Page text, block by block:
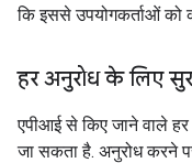
कि इससे उपयोगकर्ताओं
हर अनुरोध के लिए
एपीआई से किए जाने वाले हर
जा सकता है. अनुरोध करने